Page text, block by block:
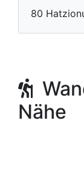
80
Nähe